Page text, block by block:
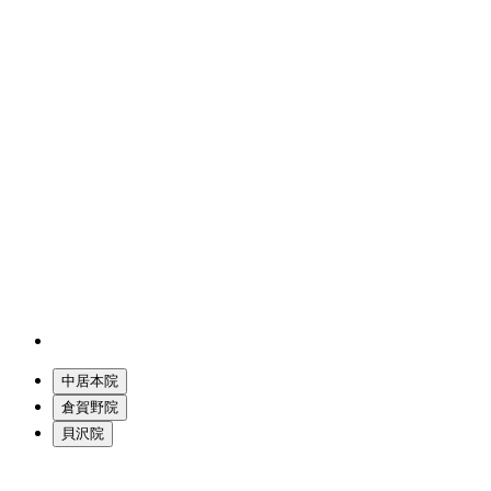
中居本院
倉賀野院
貝沢院